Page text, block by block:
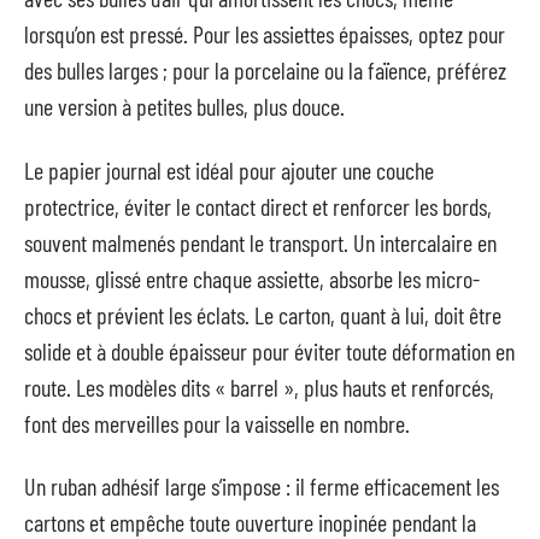
lorsqu’on est pressé. Pour les assiettes épaisses, optez pour
des bulles larges ; pour la porcelaine ou la faïence, préférez
une version à petites bulles, plus douce.
Le papier journal est idéal pour ajouter une couche
protectrice, éviter le contact direct et renforcer les bords,
souvent malmenés pendant le transport. Un intercalaire en
mousse, glissé entre chaque assiette, absorbe les micro-
chocs et prévient les éclats. Le carton, quant à lui, doit être
solide et à double épaisseur pour éviter toute déformation en
route. Les modèles dits « barrel », plus hauts et renforcés,
font des merveilles pour la vaisselle en nombre.
Un ruban adhésif large s’impose : il ferme efficacement les
cartons et empêche toute ouverture inopinée pendant la